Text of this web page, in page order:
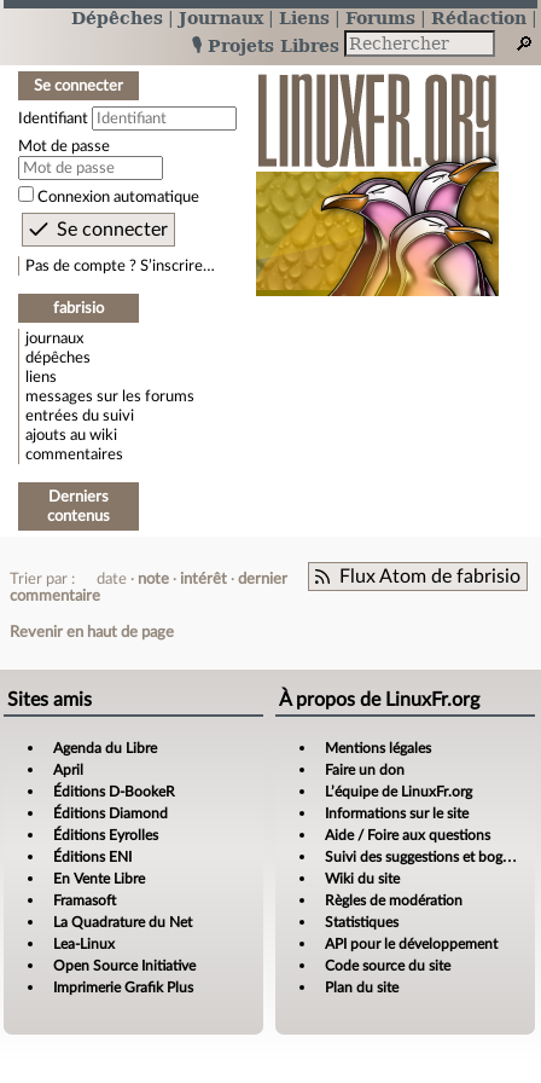
Dépêches Journaux Liens Forums
Rédaction
🎙️ Projets Libres
Se connecter
Identifiant
Mot de passe
Connexion automatique
Pas de compte ? S’inscrire…
fabrisio
journaux
dépêches
liens
messages sur les forums
entrées du suivi
ajouts au wiki
commentaires
Derniers
contenus
Flux Atom de fabrisio
Trier par : date note intérêt
dernier
commentaire
Revenir en haut de page
Sites amis
Agenda du Libre
April
Éditions D-BookeR
Éditions Diamond
Éditions Eyrolles
Éditions ENI
En Vente Libre
Framasoft
La Quadrature du Net
Lea-Linux
Open Source Initiative
Imprimerie Grafik Plus
À propos de LinuxFr.org
Mentions légales
Faire un don
L’équipe de LinuxFr.org
Informations sur le site
Aide / Foire aux questions
Suivi des suggestions et bogues
Wiki du site
Règles de modération
Statistiques
API pour le développement
Code source du site
Plan du site